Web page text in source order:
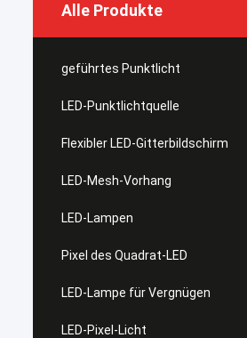
Alle Produkte
geführtes Punktlicht
LED-Punktlichtquelle
Flexibler LED-Gitterbildschirm
LED-Mesh-Vorhang
LED-Lampen
Pixel des Quadrat-LED
LED-Lampe für Vergnügen
LED-Pixel-Licht